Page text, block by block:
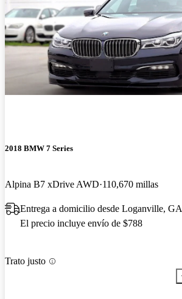
2018 BMW 7 Series
Alpina B7 xDrive AWD 110,670 millas
Entrega a domicilio desde Loganville, GA
El precio incluye envío de $788
Trato justo